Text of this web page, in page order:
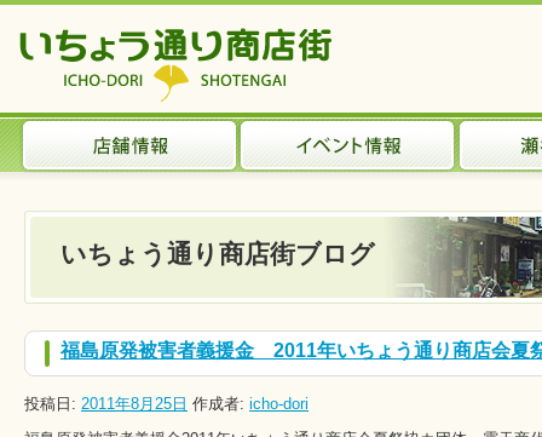
いちょう通り商店街ブログ
福島原発被害者義援金 2011年いちょう通り商店会夏
投稿日: 2011年8月25日 作成者: icho-dori